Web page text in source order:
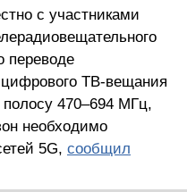
с участниками
переводе
ТВ-вещания
470–694 МГц,
необходимо
5G, сообщил